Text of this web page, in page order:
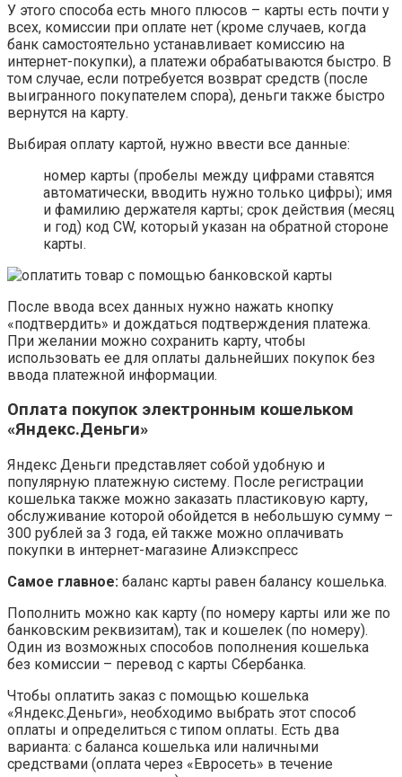
У этого способа есть много плюсов – карты есть почти у
всех, комиссии при оплате нет (кроме случаев, когда
банк самостоятельно устанавливает комиссию на
интернет-покупки), а платежи обрабатываются быстро. В
том случае, если потребуется возврат средств (после
выигранного покупателем спора), деньги также быстро
вернутся на карту.
Выбирая оплату картой, нужно ввести все данные:
номер карты (пробелы между цифрами ставятся
автоматически, вводить нужно только цифры); имя
и фамилию держателя карты; срок действия (месяц
и год) код CW, который указан на обратной стороне
карты.
После ввода всех данных нужно нажать кнопку
«подтвердить» и дождаться подтверждения платежа.
При желании можно сохранить карту, чтобы
использовать ее для оплаты дальнейших покупок без
ввода платежной информации.
Оплата покупок электронным кошельком
«Яндекс.Деньги»
Яндекс Деньги представляет собой удобную и
популярную платежную систему. После регистрации
кошелька также можно заказать пластиковую карту,
обслуживание которой обойдется в небольшую сумму –
300 рублей за 3 года, ей также можно оплачивать
покупки в интернет-магазине Алиэкспресс
Самое главное: баланс карты равен балансу кошелька.
Пополнить можно как карту (по номеру карты или же по
банковским реквизитам), так и кошелек (по номеру).
Один из возможных способов пополнения кошелька
без комиссии – перевод с карты Сбербанка.
Чтобы оплатить заказ с помощью кошелька
«Яндекс.Деньги», необходимо выбрать этот способ
оплаты и определиться с типом оплаты. Есть два
варианта: с баланса кошелька или наличными
средствами (оплата через «Евросеть» в течение